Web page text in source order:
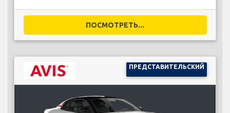
ПОСМОТРЕТЬ...
ПРЕДСТАВИТЕЛЬСКИЙ